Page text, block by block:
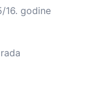
16. godine